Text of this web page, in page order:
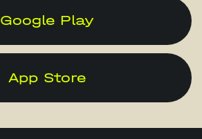
Google Play
App Store